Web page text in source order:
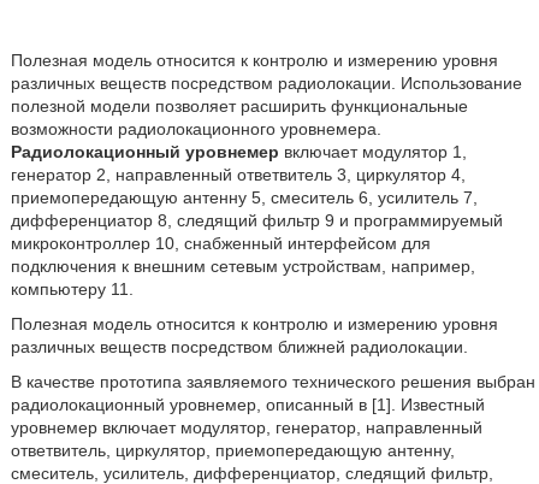
Полезная модель относится к контролю и измерению уровня
различных веществ посредством радиолокации. Использование
полезной модели позволяет расширить функциональные
возможности радиолокационного уровнемера.
Радиолокационный уровнемер включает модулятор 1,
генератор 2, направленный ответвитель 3, циркулятор 4,
приемопередающую антенну 5, смеситель 6, усилитель 7,
дифференциатор 8, следящий фильтр 9 и программируемый
микроконтроллер 10, снабженный интерфейсом для
подключения к внешним сетевым устройствам, например,
компьютеру 11.
Полезная модель относится к контролю и измерению уровня
различных веществ посредством ближней радиолокации.
В качестве прототипа заявляемого технического решения выбран
радиолокационный уровнемер, описанный в [1]. Известный
уровнемер включает модулятор, генератор, направленный
ответвитель, циркулятор, приемопередающую антенну,
смеситель, усилитель, дифференциатор, следящий фильтр,